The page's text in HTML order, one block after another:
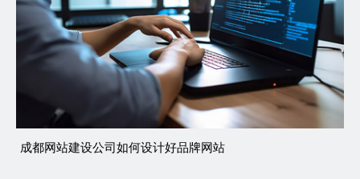
成都网站建设公司如何设计好品牌网站